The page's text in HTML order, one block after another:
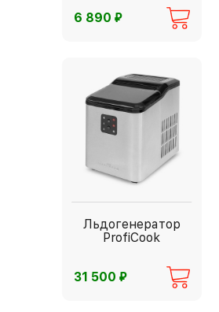
6 890 ⃏
Льдогенератор
ProfiCook
31 500 ⃏